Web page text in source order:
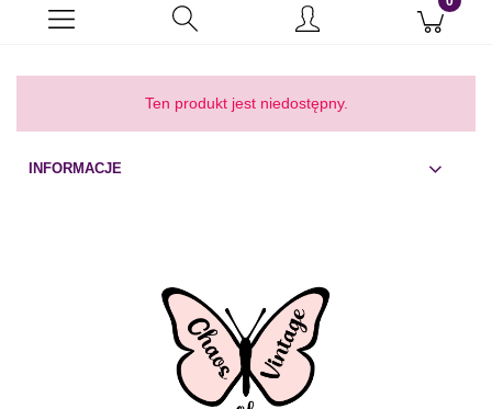
Ten produkt jest niedostępny.
INFORMACJE